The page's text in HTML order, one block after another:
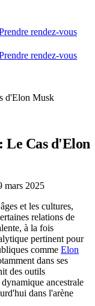
rendez-vous
rendez-vous
d'Elon Musk
Le Cas d'Elon
mars 2025
et les cultures,
relations de
à la fois
pertinent pour
comme Elon
dans ses
des outils
ancestrale
dans l'arène